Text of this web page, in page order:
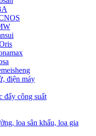
điện máy
đẩy công suất
loa sân khấu, loa gia